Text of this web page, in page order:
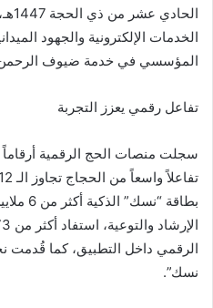
الخدمات الإلكترونية والجهود
المؤسسي في خدمة ضيوف
تفاعل رقمي يعزز التجربة
سجلت منصات الحج الرقمية
بطاقة
نسك”.